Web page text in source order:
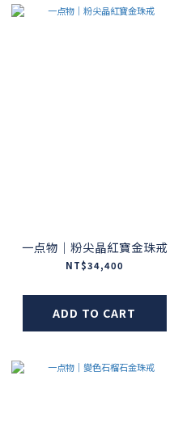
一点物｜粉尖晶紅寶金珠戒
NT$34,400
ADD TO CART